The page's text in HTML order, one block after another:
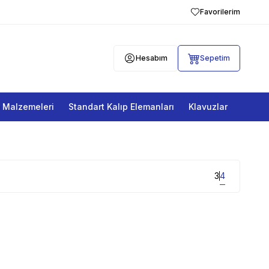
Favorilerim
Hesabım Sepetim
Malzemeleri Standart Kalıp Elemanları Klavuzlar
34